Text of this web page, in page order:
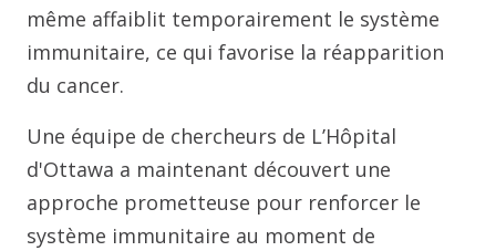
même affaiblit temporairement le système
immunitaire, ce qui favorise la réapparition
du cancer.
Une équipe de chercheurs de L’Hôpital
d'Ottawa a maintenant découvert une
approche prometteuse pour renforcer le
système immunitaire au moment de